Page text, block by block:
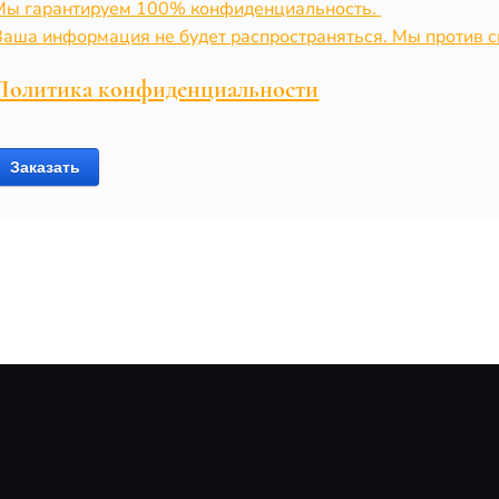
гарантируем 100% конфиденциальность.
информация не будет распространяться. Мы против
конфиденциальности
Заказать